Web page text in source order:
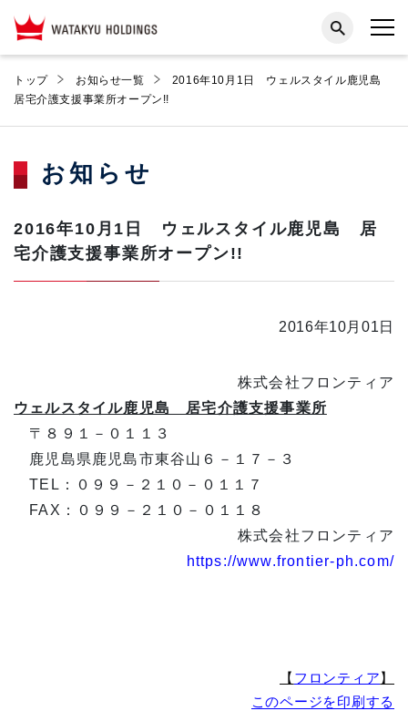
トップ お知らせ一覧
2016年10月1日 ウェルスタイル鹿児島
居宅介護支援事業所オープン!!
お知らせ
2016年10月1日 ウェルスタイル鹿児島 居
宅介護支援事業所オープン!!
2016年10月01日
株式会社フロンティア
ウェルスタイル鹿児島 居宅介護支援事業所
〒８９１－０１１３
鹿児島県鹿児島市東谷山６－１７－３
TEL：０９９－２１０－０１１７
FAX：０９９－２１０－０１１８
株式会社フロンティア
https://www.frontier-ph.com/
【 フロンティア】
このページを印刷する